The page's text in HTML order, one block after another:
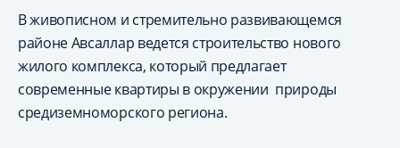
В живописном и стремительно развивающемся
районе Авсаллар ведется строительство нового
жилого комплекса, который предлагает
современные квартиры в окружении природы
средиземноморского региона.